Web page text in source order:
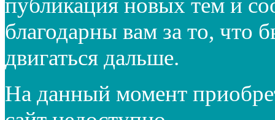
публикация новых тем и
благодарны вам за то, что
двигаться дальше.
На данный момент